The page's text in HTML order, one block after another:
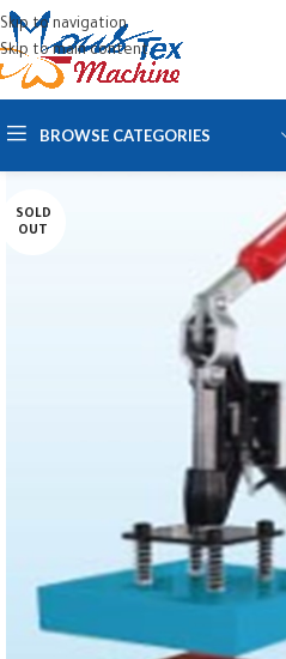
Skip to navigation
Skip to main content
BROWSE CATEGORIES
SOLD
OUT